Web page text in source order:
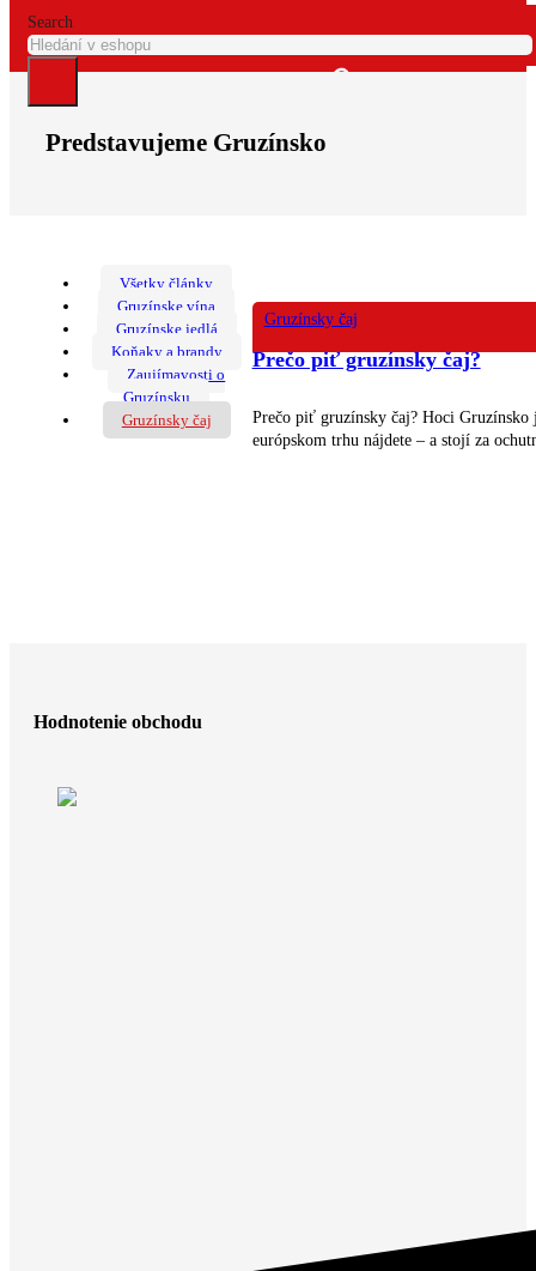
Search
Predstavujeme Gruzínsko
Všetky články
Gruzínske vína
Gruzínske jedlá
Koňaky a brandy
Zaujímavosti o
Gruzínsku
Gruzínsky čaj
Gruzínsky čaj
Prečo piť gruzínsky čaj?
Prečo piť gruzínsky čaj? Hoci Gruzínsko
európskom trhu nájdete – a stojí za
Hodnotenie obchodu